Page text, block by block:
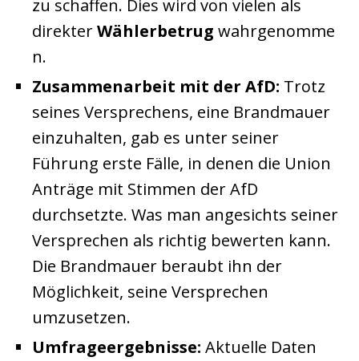
zu schaffen. Dies wird von vielen als
direkterWählerbetrug wahrgenomme
n.
Zusammenarbeit mit der AfD: Trotz
seines Versprechens, eine Brandmauer
einzuhalten, gab es unter seiner
Führung erste Fälle, in denen die Union
Anträge mit Stimmen der AfD
durchsetzte. Was man angesichts seiner
Versprechen als richtig bewerten kann.
Die Brandmauer beraubt ihn der
Möglichkeit, seine Versprechen
umzusetzen.
Umfrageergebnisse: Aktuelle Daten